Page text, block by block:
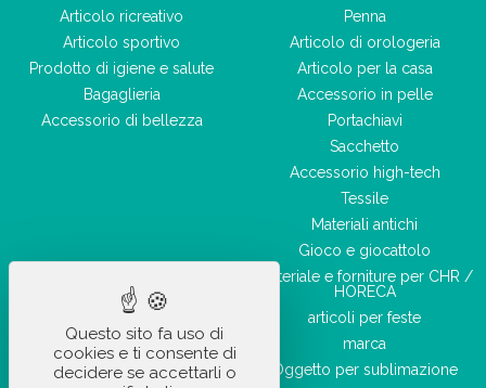
Articolo ricreativo
Articolo sportivo
Prodotto di igiene e salute
Bagaglieria
Accessorio di bellezza
Penna
Articolo di orologeria
Articolo per la casa
Accessorio in pelle
Portachiavi
Sacchetto
Accessorio high-tech
Tessile
Materiali antichi
Gioco e giocattolo
Materiale e forniture per CHR /
HORECA
articoli per feste
marca
Oggetto per sublimazione
Questo sito fa uso di
cookies e ti consente di
decidere se accettarli o